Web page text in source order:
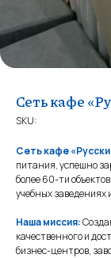
Сеть кафе
SKU:
Сеть кафе
питания, успешно
более 60-ти
учебных
Наша миссия:
качественного и
бизнес-центров,